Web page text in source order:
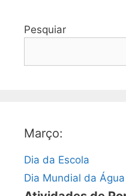
Pesquiar
Março:
Dia da Escola
Dia Mundial da Água